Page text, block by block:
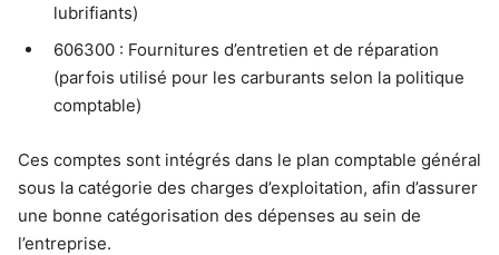
lubrifiants)
606300 : Fournitures d’entretien et de réparation
(parfois utilisé pour les carburants selon la politique
comptable)
Ces comptes sont intégrés dans le plan comptable général
sous la catégorie des charges d’exploitation, afin d’assurer
une bonne catégorisation des dépenses au sein de
l’entreprise.